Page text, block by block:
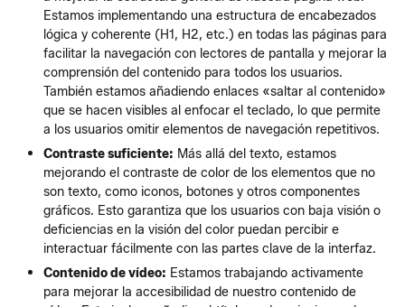
Estamos implementando una estructura de encabezados
lógica y coherente (H1, H2, etc.) en todas las páginas para
facilitar la navegación con lectores de pantalla y mejorar la
comprensión del contenido para todos los usuarios.
También estamos añadiendo enlaces «saltar al contenido»
que se hacen visibles al enfocar el teclado, lo que permite
a los usuarios omitir elementos de navegación repetitivos.
Contraste suficiente: Más allá del texto, estamos
mejorando el contraste de color de los elementos que no
son texto, como iconos, botones y otros componentes
gráficos. Esto garantiza que los usuarios con baja visión o
deficiencias en la visión del color puedan percibir e
interactuar fácilmente con las partes clave de la interfaz.
Contenido de vídeo: Estamos trabajando activamente
para mejorar la accesibilidad de nuestro contenido de